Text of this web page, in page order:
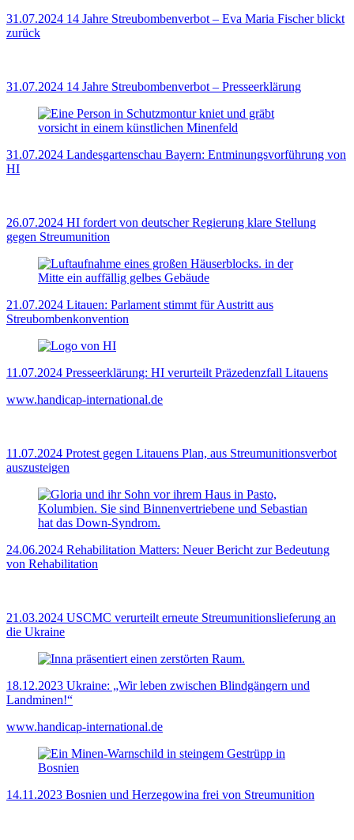
31.07.2024 14 Jahre Streubombenverbot – Eva Maria Fischer blickt
zurück
31.07.2024 14 Jahre Streubombenverbot – Presseerklärung
31.07.2024 Landesgartenschau Bayern: Entminungsvorführung von
HI
26.07.2024 HI fordert von deutscher Regierung klare Stellung
gegen Streumunition
21.07.2024 Litauen: Parlament stimmt für Austritt aus
Streubombenkonvention
11.07.2024 Presseerklärung: HI verurteilt Präzedenzfall Litauens
www.handicap-international.de
11.07.2024 Protest gegen Litauens Plan, aus Streumunitionsverbot
auszusteigen
24.06.2024 Rehabilitation Matters: Neuer Bericht zur Bedeutung
von Rehabilitation
21.03.2024 USCMC verurteilt erneute Streumunitionslieferung an
die Ukraine
18.12.2023 Ukraine: „Wir leben zwischen Blindgängern und
Landminen!“
www.handicap-international.de
14.11.2023 Bosnien und Herzegowina frei von Streumunition